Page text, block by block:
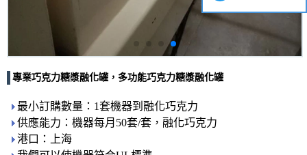
專業巧克力糖漿融化罐，多功能巧克力糖漿融化罐
最小訂購數量：1套機器到融化巧克力
供應能力：機器每月50套/套，融化巧克力
港口：上海